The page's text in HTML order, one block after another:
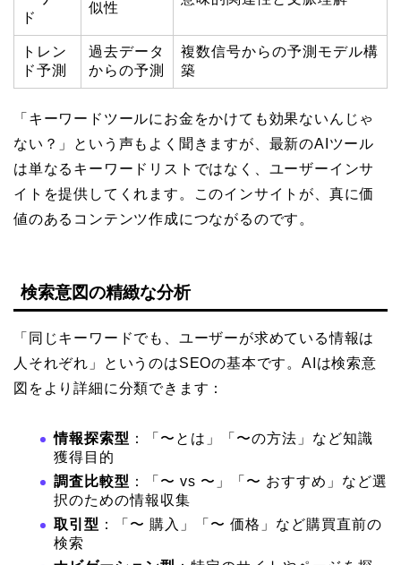
ド
似性
トレン
ド予測
過去データ
からの予測
複数信号からの予測モデル構
築
「キーワードツールにお金をかけても効果ないんじゃ
ない？」という声もよく聞きますが、最新のAIツール
は単なるキーワードリストではなく、ユーザーインサ
イトを提供してくれます。このインサイトが、真に価
値のあるコンテンツ作成につながるのです。
検索意図の精緻な分析
「同じキーワードでも、ユーザーが求めている情報は
人それぞれ」というのはSEOの基本です。AIは検索意
図をより詳細に分類できます：
情報探索型 ：「〜とは」「〜の方法」など知識
獲得目的
調査比較型 ：「〜 vs 〜」「〜 おすすめ」など選
択のための情報収集
取引型 ：「〜 購入」「〜 価格」など購買直前の
検索